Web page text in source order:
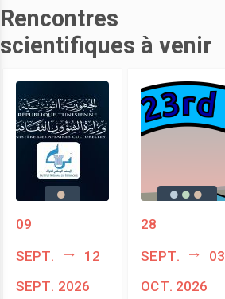
Rencontres
scientifiques à venir
09
sept.
12
sept. 2026
28
sept.
03
oct. 2026